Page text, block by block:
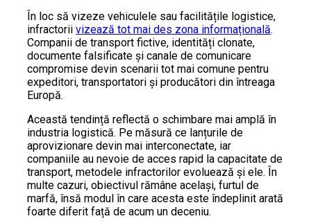
În loc să vizeze vehiculele sau facilitățile logistice,
infractorii vizează tot mai des zona informațională.
Companii de transport fictive, identități clonate,
documente falsificate și canale de comunicare
compromise devin scenarii tot mai comune pentru
expeditori, transportatori și producători din întreaga
Europă.
Această tendință reflectă o schimbare mai amplă în
industria logistică. Pe măsură ce lanțurile de
aprovizionare devin mai interconectate, iar
companiile au nevoie de acces rapid la capacitate de
transport, metodele infractorilor evoluează și ele. În
multe cazuri, obiectivul rămâne același, furtul de
marfă, însă modul în care acesta este îndeplinit arată
foarte diferit față de acum un deceniu.